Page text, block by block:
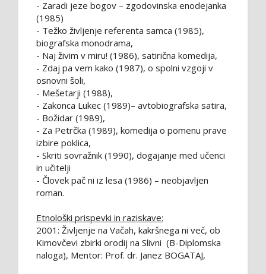
- Zaradi jeze bogov – zgodovinska enodejanka
(1985)
- Težko življenje referenta samca (1985),
biografska monodrama,
- Naj živim v miru! (1986), satirična komedija,
- Zdaj pa vem kako (1987), o spolni vzgoji v
osnovni šoli,
- Mešetarji (1988),
- Zakonca Lukec (1989)– avtobiografska satira,
- Božidar (1989),
- Za Petrčka (1989), komedija o pomenu prave
izbire poklica,
- Skriti sovražnik (1990), dogajanje med učenci
in učitelji
- Človek pač ni iz lesa (1986) – neobjavljen
roman.
Etnološki prispevki in raziskave:
2001: Življenje na Vačah, kakršnega ni več, ob
Kimovčevi zbirki orodij na Slivni (B-Diplomska
naloga), Mentor: Prof. dr. Janez BOGATAJ,